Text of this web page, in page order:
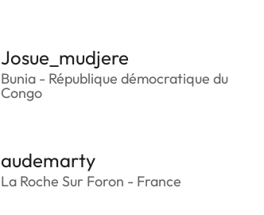
Josue_mudjere
Bunia - République démocratique du
Congo
audemarty
La Roche Sur Foron - France